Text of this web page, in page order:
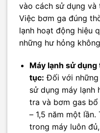
vào cách sử dụng và
Việc bơm ga đúng
lạnh hoạt động hiệu
những hư hỏng
Máy lạnh sử
tục: Đối với những
sử dụng máy lạnh
tra và bơm gas
– 1,5 năm một
trong máy luôn